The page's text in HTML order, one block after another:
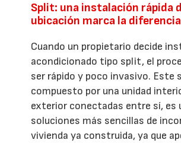
Split: una instalación rápida
ubicación marca la diferencia
Cuando un propietario decide
acondicionado tipo split, el
ser rápido y poco invasivo. Este
compuesto por una unidad
exterior conectadas entre sí, es
soluciones más sencillas de
vivienda ya construida, ya que